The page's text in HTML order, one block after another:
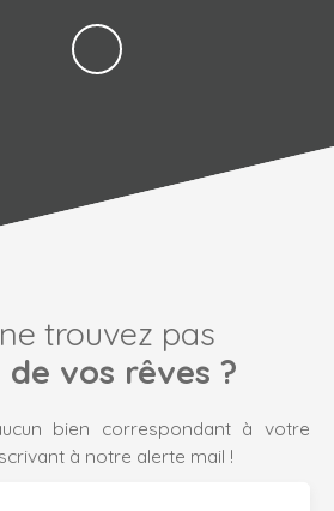
trouvez pas
de vos rêves ?
bien correspondant à votre
à notre alerte mail !